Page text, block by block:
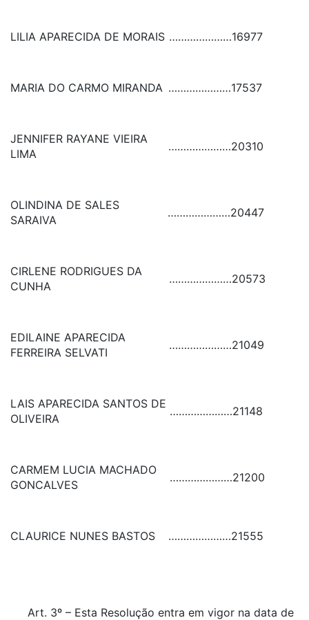
LILIA APARECIDA DE MORAIS …………………16977
MARIA DO CARMO MIRANDA …………………17537
JENNIFER RAYANE VIEIRA
LIMA
…………………20310
OLINDINA DE SALES
SARAIVA
…………………20447
CIRLENE RODRIGUES DA
CUNHA
…………………20573
EDILAINE APARECIDA
FERREIRA SELVATI
…………………21049
LAIS APARECIDA SANTOS DE
OLIVEIRA
…………………21148
CARMEM LUCIA MACHADO
GONCALVES
…………………21200
CLAURICE NUNES BASTOS …………………21555
Art. 3º – Esta Resolução entra em vigor na data de